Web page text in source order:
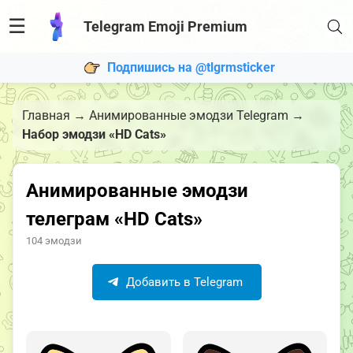
☰ Telegram Emoji Premium
Подпишись на @tlgrmsticker
Главная → Анимированные эмодзи Telegram →
Набор эмодзи «HD Cats»
Анимированные эмодзи
телеграм «HD Cats»
104 эмодзи
Добавить в Telegram